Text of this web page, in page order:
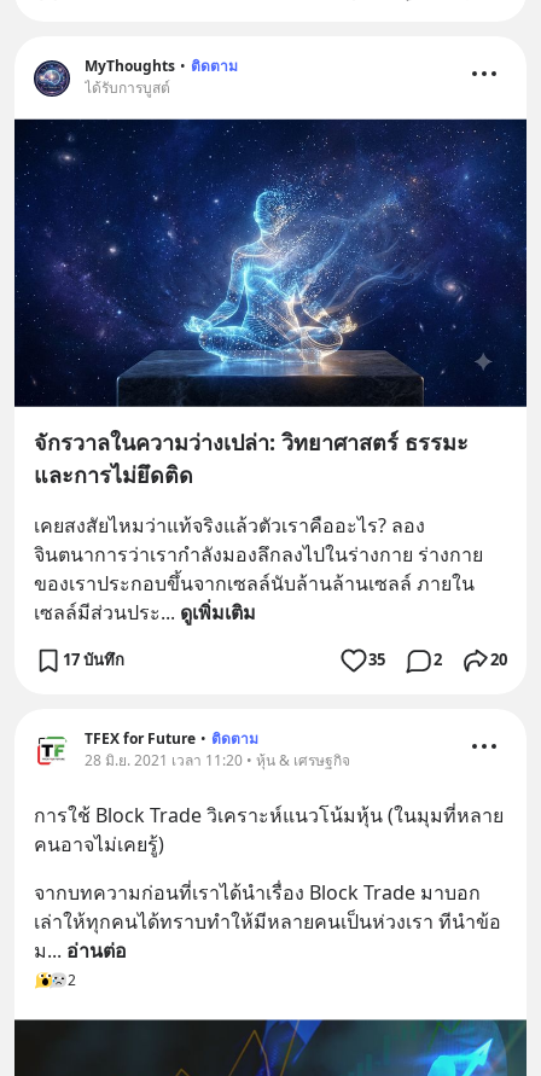
MyThoughts • ติดตาม
ได้รับการบูสต์
จักรวาลในความว่างเปล่า: วิทยาศาสตร์ ธรรมะ
และการไม่ยึดติด
เคยสงสัยไหมว่าแท้จริงแล้วตัวเราคืออะไร? ลอง
จินตนาการว่าเรากำลังมองลึกลงไปในร่างกาย ร่างกาย
ของเราประกอบขึ้นจากเซลล์นับล้านล้านเซลล์ ภายใน
เซลล์มีส่วนประ... ดูเพิ่มเติม
17 บันทึก 35 2 20
TFEX for Future • ติดตาม
28 มิ.ย. 2021 เวลา 11:20 • หุ้น & เศรษฐกิจ
การใช้ Block Trade วิเคราะห์แนวโน้มหุ้น (ในมุมที่หลาย
คนอาจไม่เคยรู้)
จากบทความก่อนที่เราได้นำเรื่อง Block Trade มาบอก
เล่าให้ทุกคนได้ทราบทำให้มีหลายคนเป็นห่วงเรา ทีนำข้อ
ม... อ่านต่อ
2